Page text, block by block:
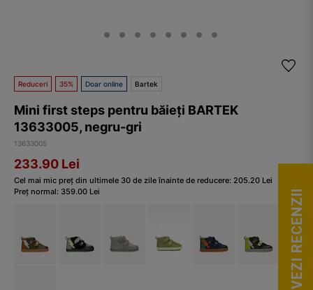
Reduceri 35% Doar online Bartek
Mini first steps pentru băieți BARTEK
13633005, negru-gri
13633005
233.90 Lei
Cel mai mic preț din ultimele 30 de zile înainte de reducere: 205.20 Lei
Preț normal: 359.00 Lei VEZI RECENZII